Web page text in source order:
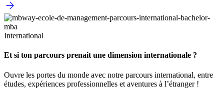
International
Et si ton parcours prenait une dimension internationale ?
Ouvre les portes du monde avec notre parcours international, entre
études, expériences professionnelles et aventures à l’étranger !